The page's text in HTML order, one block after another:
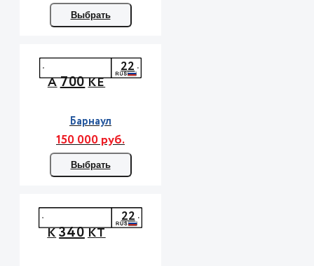
Выбрать
А700КЕ
22
Барнаул
150 000 руб.
Выбрать
К340КТ
22